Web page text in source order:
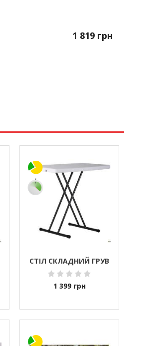
1 819 грн
СТІЛ СКЛАДНИЙ ГРУВ
1 399 грн